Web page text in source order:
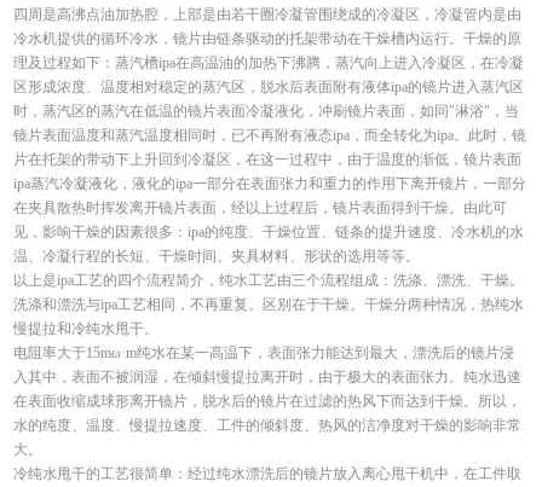
四周是高沸点油加热腔，上部是由若干圈冷凝管围绕成的冷凝区，冷凝管内是由
冷水机提供的循环冷水，镜片由链条驱动的托架带动在干燥槽内运行。干燥的原
理及过程如下：蒸汽槽ipa在高温油的加热下沸腾，蒸汽向上进入冷凝区，在冷凝
区形成浓度、温度相对稳定的蒸汽区，脱水后表面附有液体ipa的镜片进入蒸汽区
时，蒸汽区的蒸汽在低温的镜片表面冷凝液化，冲刷镜片表面，如同"淋浴"，当
镜片表面温度和蒸汽温度相同时，已不再附有液态ipa，而全转化为ipa。此时，镜
片在托架的带动下上升回到冷凝区，在这一过程中，由于温度的渐低，镜片表面
ipa蒸汽冷凝液化，液化的ipa一部分在表面张力和重力的作用下离开镜片，一部分
在夹具散热时挥发离开镜片表面，经以上过程后，镜片表面得到干燥。由此可
见，影响干燥的因素很多：ipa的纯度、干燥位置、链条的提升速度、冷水机的水
温、冷凝行程的长短、干燥时间、夹具材料、形状的选用等等。
以上是ipa工艺的四个流程简介，纯水工艺由三个流程组成：洗涤、漂洗、干燥。
洗涤和漂洗与ipa工艺相同，不再重复。区别在于干燥。干燥分两种情况，热纯水
慢提拉和冷纯水甩干。
电阻率大于15mω·m纯水在某一高温下，表面张力能达到最大，漂洗后的镜片浸
入其中，表面不被润湿，在倾斜慢提拉离开时，由于极大的表面张力。纯水迅速
在表面收缩成球形离开镜片，脱水后的镜片在过滤的热风下而达到干燥。所以，
水的纯度、温度、慢提拉速度、工件的倾斜度、热风的洁净度对干燥的影响非常
大。
冷纯水甩干的工艺很简单：经过纯水漂洗后的镜片放入离心甩干机中，在工件取